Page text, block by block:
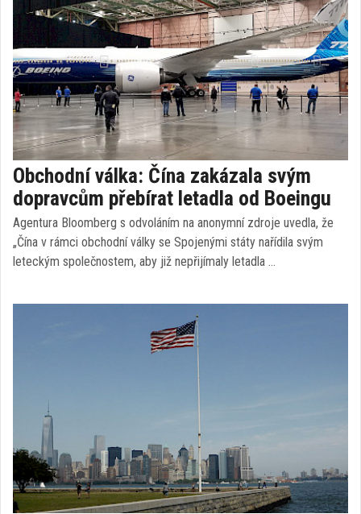
Obchodní válka: Čína zakázala svým
dopravcům přebírat letadla od Boeingu
Agentura Bloomberg s odvoláním na anonymní zdroje uvedla, že
„Čína v rámci obchodní války se Spojenými státy nařídila svým
leteckým společnostem, aby již nepřijímaly letadla …